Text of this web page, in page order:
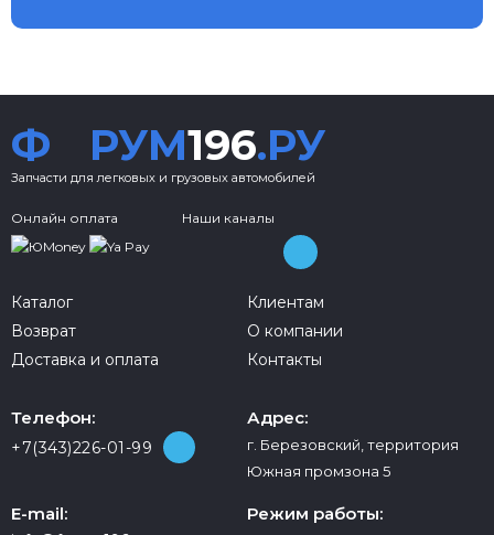
Ф РУМ196.РУ
Запчасти для легковых и грузовых автомобилей
Онлайн оплата Наши каналы
Каталог
Возврат
Доставка и оплата
Клиентам
О компании
Контакты
Телефон:
+7(343)226-01-99
Адрес:
г. Березовский, территория
Южная промзона 5
E-mail: Режим работы: